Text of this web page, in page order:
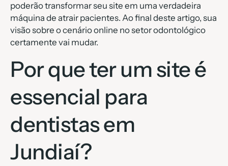
poderão transformar seu site em uma verdadeira
máquina de atrair pacientes. Ao final deste artigo, sua
visão sobre o cenário online no setor odontológico
certamente vai mudar.
Por que ter um site é
essencial para
dentistas em
Jundiaí?